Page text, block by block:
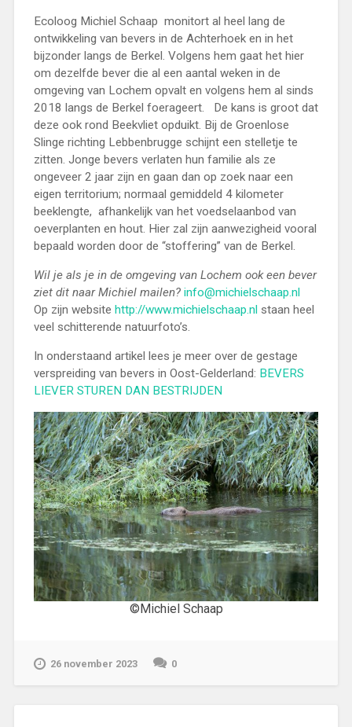
Ecoloog Michiel Schaap monitort al heel lang de
ontwikkeling van bevers in de Achterhoek en in het
bijzonder langs de Berkel. Volgens hem gaat het hier
om dezelfde bever die al een aantal weken in de
omgeving van Lochem opvalt en volgens hem al sinds
2018 langs de Berkel foerageert. De kans is groot dat
deze ook rond Beekvliet opduikt. Bij de Groenlose
Slinge richting Lebbenbrugge schijnt een stelletje te
zitten. Jonge bevers verlaten hun familie als ze
ongeveer 2 jaar zijn en gaan dan op zoek naar een
eigen territorium; normaal gemiddeld 4 kilometer
beeklengte, afhankelijk van het voedselaanbod van
oeverplanten en hout. Hier zal zijn aanwezigheid vooral
bepaald worden door de “stoffering” van de Berkel.
Wil je als je in de omgeving van Lochem ook een bever
ziet dit naar Michiel mailen? info@michielschaap.nl
Op zijn website http://www.michielschaap.nl staan heel
veel schitterende natuurfoto’s.
In onderstaand artikel lees je meer over de gestage
verspreiding van bevers in Oost-Gelderland: BEVERS
LIEVER STUREN DAN BESTRIJDEN
©Michiel Schaap
26 november 2023 0